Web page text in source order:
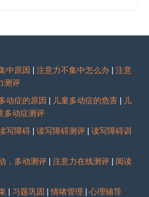
中原因 |注意力不集中怎么办 |注意
测评
动症的原因 儿童多动症的危害
儿
多动症测评
写障碍 |读写障碍测评 |读写障碍训
，多动测评 |注意力在线测评
阅读
习题巩固 |情绪管理 |心理辅导